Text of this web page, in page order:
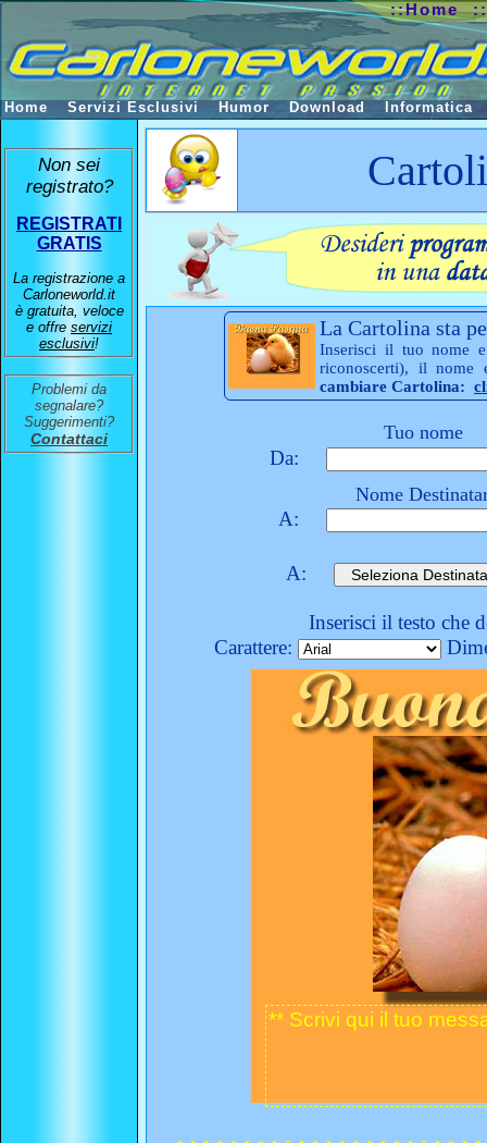
La Cartolina sta
Inserisci il tuo nome
riconoscerti), il
cambiare Cartolina:
Tuo nome
Da:
Nome
A:
A:
Inserisci il testo che
Carattere:
Non sei
registrato?
REGISTRATI
GRATIS
La registrazione a
Carloneworld.it
è gratuita, veloce
e offre servizi
esclusivi!
Problemi da
segnalare?
Suggerimenti?
Contattaci
::Home
Home Servizi Esclusivi Humor Download Informatica